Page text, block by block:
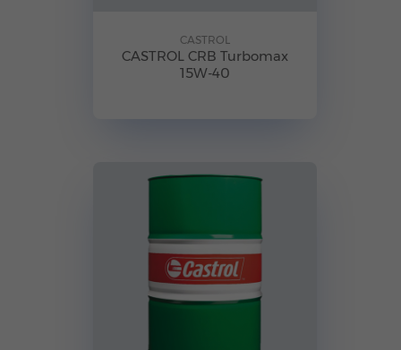
CASTROL
CASTROL CRB Turbomax
15W-40